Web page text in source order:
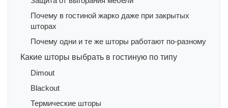
Почему в гостиной жарко даже при закрытых
шторах
Почему одни и те же шторы работают по-разному
Какие шторы выбрать в гостиную по типу
Dimout
Blackout
Термические шторы